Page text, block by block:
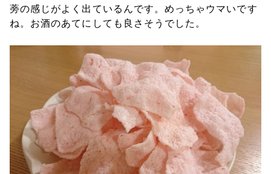
蒡の感じがよく出ているんです。めっちゃウマいです
ね。お酒のあてにしても良さそうでした。